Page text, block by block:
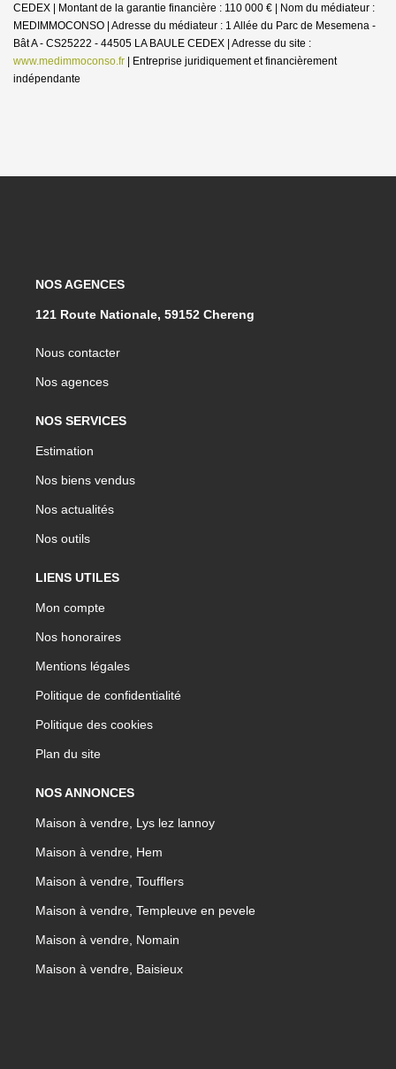
CEDEX | Montant de la garantie financière : 110 000 € | Nom du médiateur :
MEDIMMOCONSO | Adresse du médiateur : 1 Allée du Parc de Mesemena -
Bât A - CS25222 - 44505 LA BAULE CEDEX | Adresse du site :
www.medimmoconso.fr | Entreprise juridiquement et financièrement
indépendante
NOS AGENCES
121 Route Nationale, 59152 Chereng
Nous contacter
Nos agences
NOS SERVICES
Estimation
Nos biens vendus
Nos actualités
Nos outils
LIENS UTILES
Mon compte
Nos honoraires
Mentions légales
Politique de confidentialité
Politique des cookies
Plan du site
NOS ANNONCES
Maison à vendre, Lys lez lannoy
Maison à vendre, Hem
Maison à vendre, Toufflers
Maison à vendre, Templeuve en pevele
Maison à vendre, Nomain
Maison à vendre, Baisieux